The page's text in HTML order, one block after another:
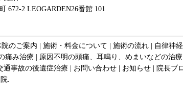
672-2 LEOGARDEN26番館 101
院のご案内 施術・料金について 施術の流れ 自律神
痛み治療
原因不明の頭痛、耳鳴り、めまいなどの治療
通事故の後遺症治療 お問い合わせ お知らせ 院長ブ
.